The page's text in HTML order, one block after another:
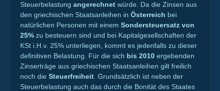
Steuerbelastung angerechnet würde. Da die Zinsen aus
den griechischen Staatsanleihen in Österreich bei
natürlichen Personen mit einem Sondersteuersatz von
25% zu besteuern sind und bei Kapitalgesellschaften der
KSt i.H.v. 25% unterliegen, kommt es jedenfalls zu dieser
definitiven Belastung. Für die sich bis 2010 ergebenden
Zinserträge aus griechischen Staatsanleihen gilt freilich
noch die Steuerfreiheit . Grundsätzlich ist neben der
Steuerbelastung auch das durch die Bonität des Staates